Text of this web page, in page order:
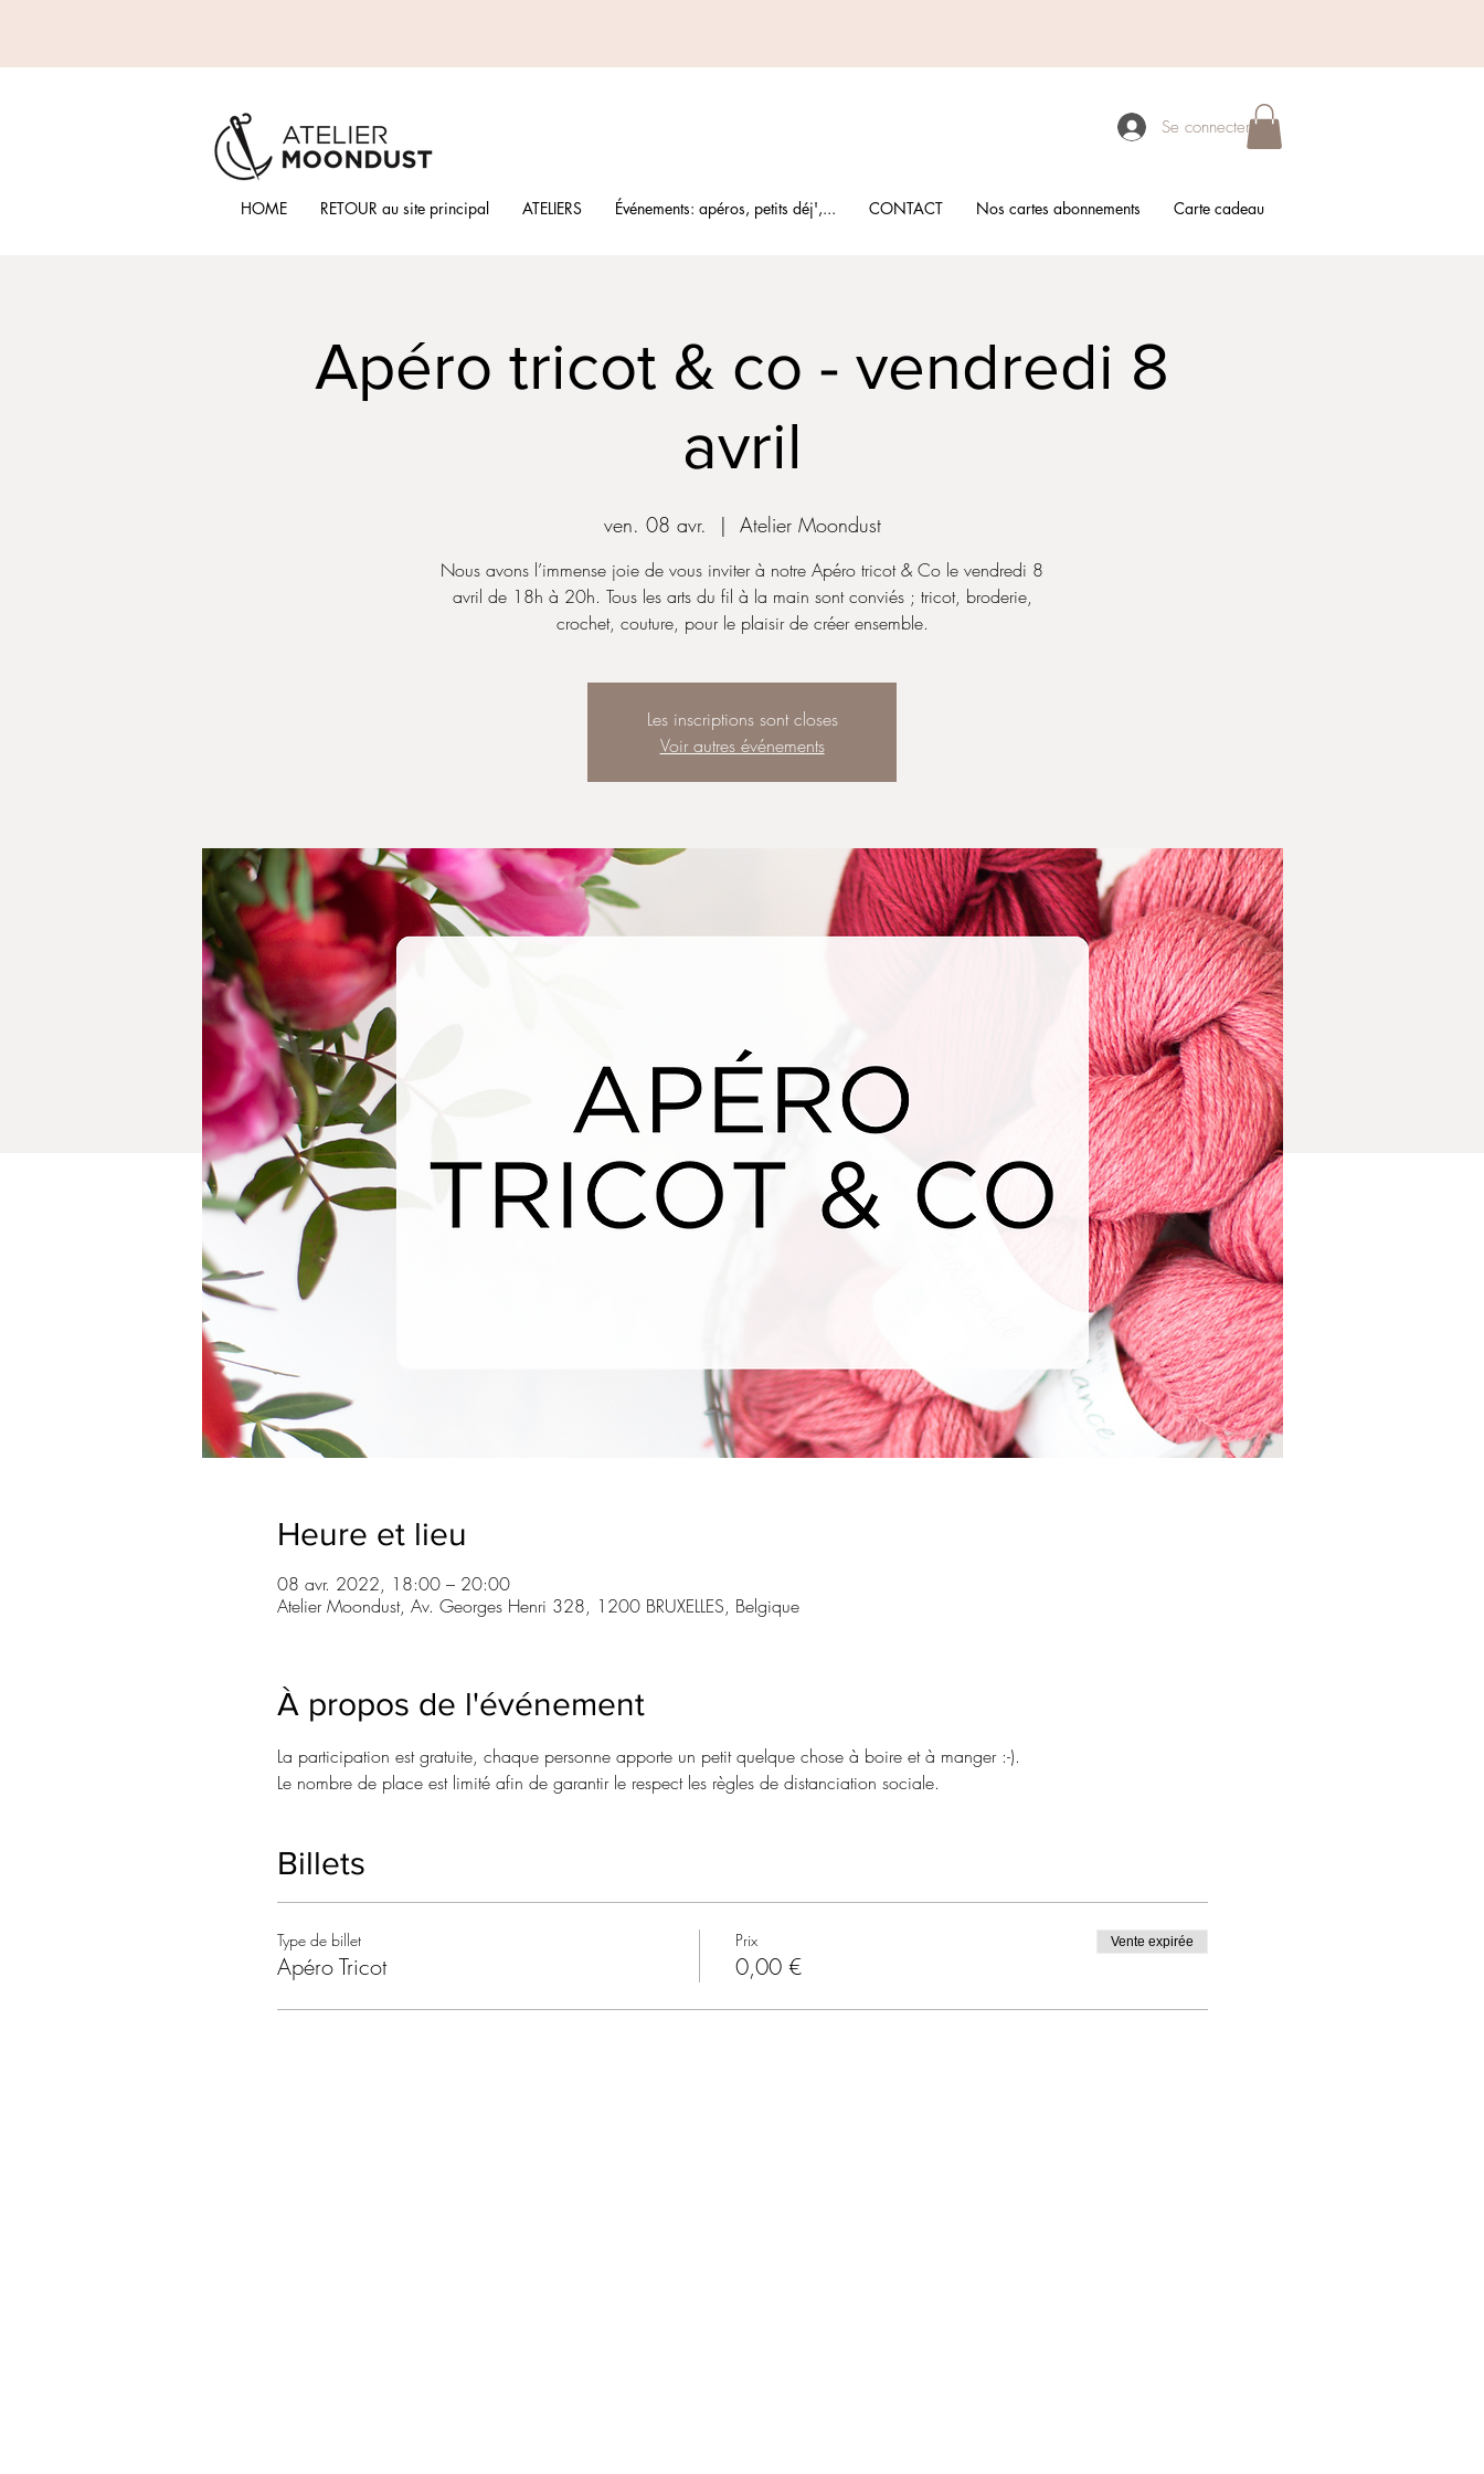
HOME RETOUR au site principal ATELIERS Événements: apéros, petits déj',... CONTACT Nos cartes abonnements Carte cadeau
Se connecter
Apéro tricot & co - vendredi 8
avril
ven. 08 avr.
  |
Atelier Moondust
Nous avons l’immense joie de vous inviter à notre Apéro tricot & Co le vendredi 8
avril de 18h à 20h. Tous les arts du fil à la main sont conviés ; tricot, broderie,
crochet, couture, pour le plaisir de créer ensemble.
Les inscriptions sont closes
Voir autres événements
Heure et lieu
08 avr. 2022, 18:00 – 20:00
Atelier Moondust, Av. Georges Henri 328, 1200 BRUXELLES, Belgique
À propos de l'événement
La participation est gratuite, chaque personne apporte un petit quelque chose à boire et à manger :-).
Le nombre de place est limité afin de garantir le respect les règles de distanciation sociale.
Billets
Type de billet
Apéro Tricot
Prix
0,00 €
Vente expirée